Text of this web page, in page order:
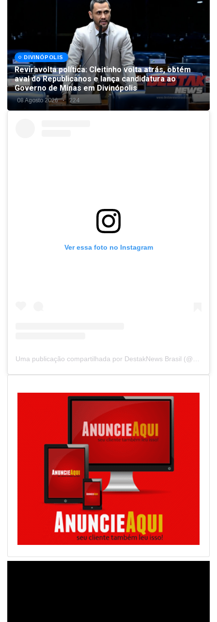
DIVINÓPOLIS
Reviravolta política: Cleitinho volta atrás, obtém
aval do Republicanos e lança candidatura ao
Governo de Minas em Divinópolis
08 Agosto 2026 224
Ver essa foto no Instagram
Uma publicação compartilhada por DestakNews Brasil (@destaknewsbrasiloficial)